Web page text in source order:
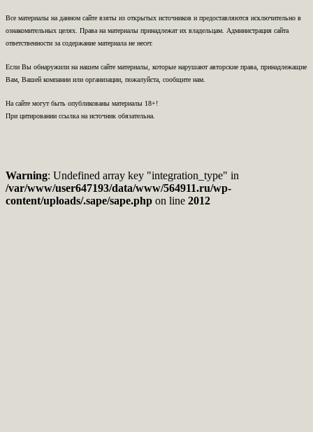
Все материалы на данном сайте взяты из открытых источников и предоставляются исключительно в
ознакомительных целях. Права на материалы принадлежат их владельцам. Администрация сайта
ответственности за содержание материала не несет.
Если Вы обнаружили на нашем сайте материалы, которые нарушают авторские права, принадлежащие
Вам, Вашей компании или организации, пожалуйста, сообщите нам.
На сайте могут быть опубликованы материалы 18+!
При цитировании ссылка на источник обязательна.
Warning: Undefined array key "integration_type" in
/var/www/user647193/data/www/564911.ru/wp-
content/uploads/.sape/sape.php on line 2012